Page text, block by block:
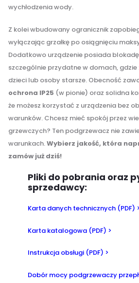
wychłodzenia wody.
Z kolei wbudowany ogranicznik
wyłączając grzałkę po osiągnięciu
Dodatkowo urządzenie posiada
szczególnie przydatne w domach,
dzieci lub osoby starsze. Obecność
ochrona IP25 (w pionie) oraz solidna
że możesz korzystać z urządzenia bez
warunków. Chcesz mieć spokój przez
grzewczych? Ten podgrzewacz nie
warunkach.Wybierz jakość, która
zamów już dziś!
Pliki do pobrania oraz
sprzedawcy:
Karta danych technicznych (PDF) >
Karta katalogowa (PDF) >
Instrukcja obsługi (PDF) >
Dobór mocy podgrzewaczy